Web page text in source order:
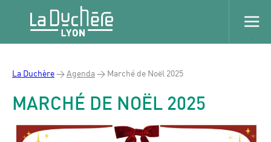
La Duchère>Agenda > Marché de Noël 2025
MARCHÉ DE NOËL 2025